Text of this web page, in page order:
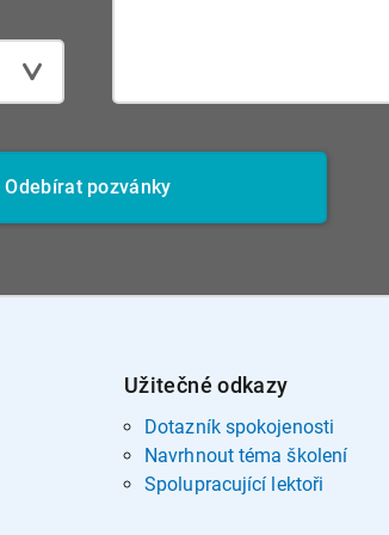
Odebírat pozvánky
Užitečné odkazy
Dotazník spokojenosti
Navrhnout téma školení
Spolupracující lektoři